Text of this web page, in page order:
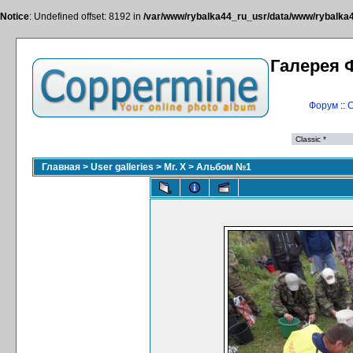
Notice: Undefined offset: 8192 in /var/www/rybalka44_ru_usr/data/www/
Галерея
Форум::
Главная > User galleries > Mr. X > Альбом №1